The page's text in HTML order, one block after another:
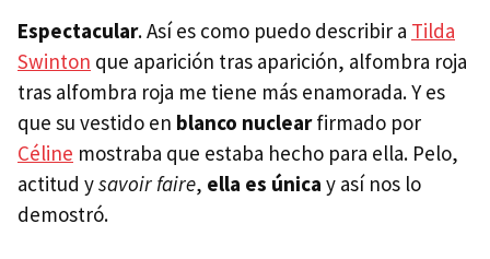
Espectacular. Así es como puedo describir a Tilda
Swinton que aparición tras aparición, alfombra roja
tras alfombra roja me tiene más enamorada. Y es
que su vestido en blanco nuclearfirmado por
Céline mostraba que estaba hecho para ella. Pelo,
actitud ysavoir faire, ella es única y así nos lo
demostró.